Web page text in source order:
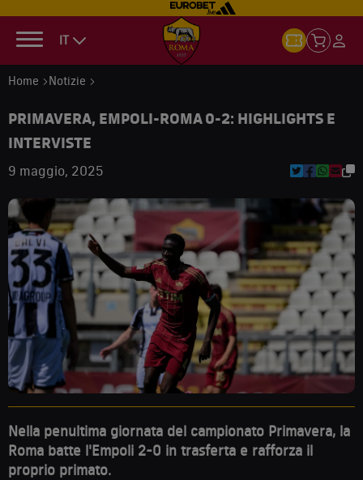
IT
Home Notizie
PRIMAVERA, EMPOLI-ROMA 0-2: HIGHLIGHTS E
INTERVISTE
9 maggio, 2025
Nella penultima giornata del campionato Primavera, la
Roma batte l'Empoli 2-0 in trasferta e rafforza il
proprio primato.